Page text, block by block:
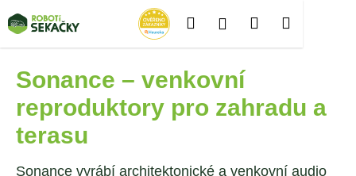
na
Hledat Přihlášení
Nákupní
košík
Sonance
Sonance – venkovní
reproduktory pro zahradu a
terasu
Sonance vyrábí architektonické a venkovní audio
o
š
C
o
p
o
t